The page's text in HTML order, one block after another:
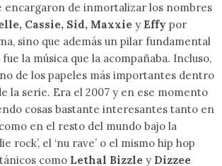
encargaron de inmortalizar los nombres
Cassie, Sid, Maxxie y Effy por
sino que además un pilar fundamental
fue la música que la acompañaba. Incluso,
de los papeles más importantes dentro
la serie. Era el 2007 y en ese momento
cosas bastante interesantes tanto en
en el resto del mundo bajo la
rock’, el ‘nu rave’ o el mismo hip hop
como Lethal Bizzle y Dizzee